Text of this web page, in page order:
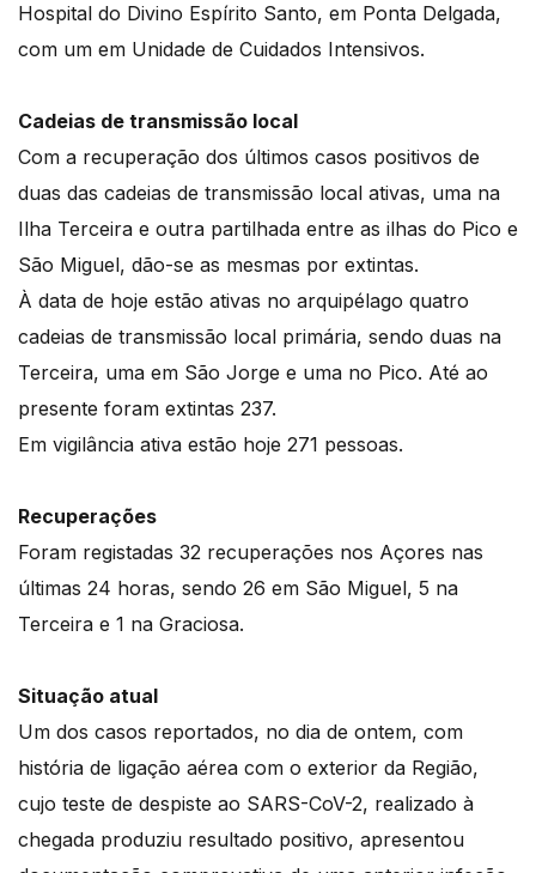
Hospital do Divino Espírito Santo, em Ponta Delgada,
com um em Unidade de Cuidados Intensivos.
Cadeias de transmissão local
Com a recuperação dos últimos casos positivos de
duas das cadeias de transmissão local ativas, uma na
Ilha Terceira e outra partilhada entre as ilhas do Pico e
São Miguel, dão-se as mesmas por extintas.
À data de hoje estão ativas no arquipélago quatro
cadeias de transmissão local primária, sendo duas na
Terceira, uma em São Jorge e uma no Pico. Até ao
presente foram extintas 237.
Em vigilância ativa estão hoje 271 pessoas.
Recuperações
Foram registadas 32 recuperações nos Açores nas
últimas 24 horas, sendo 26 em São Miguel, 5 na
Terceira e 1 na Graciosa.
Situação atual
Um dos casos reportados, no dia de ontem, com
história de ligação aérea com o exterior da Região,
cujo teste de despiste ao SARS-CoV-2, realizado à
chegada produziu resultado positivo, apresentou